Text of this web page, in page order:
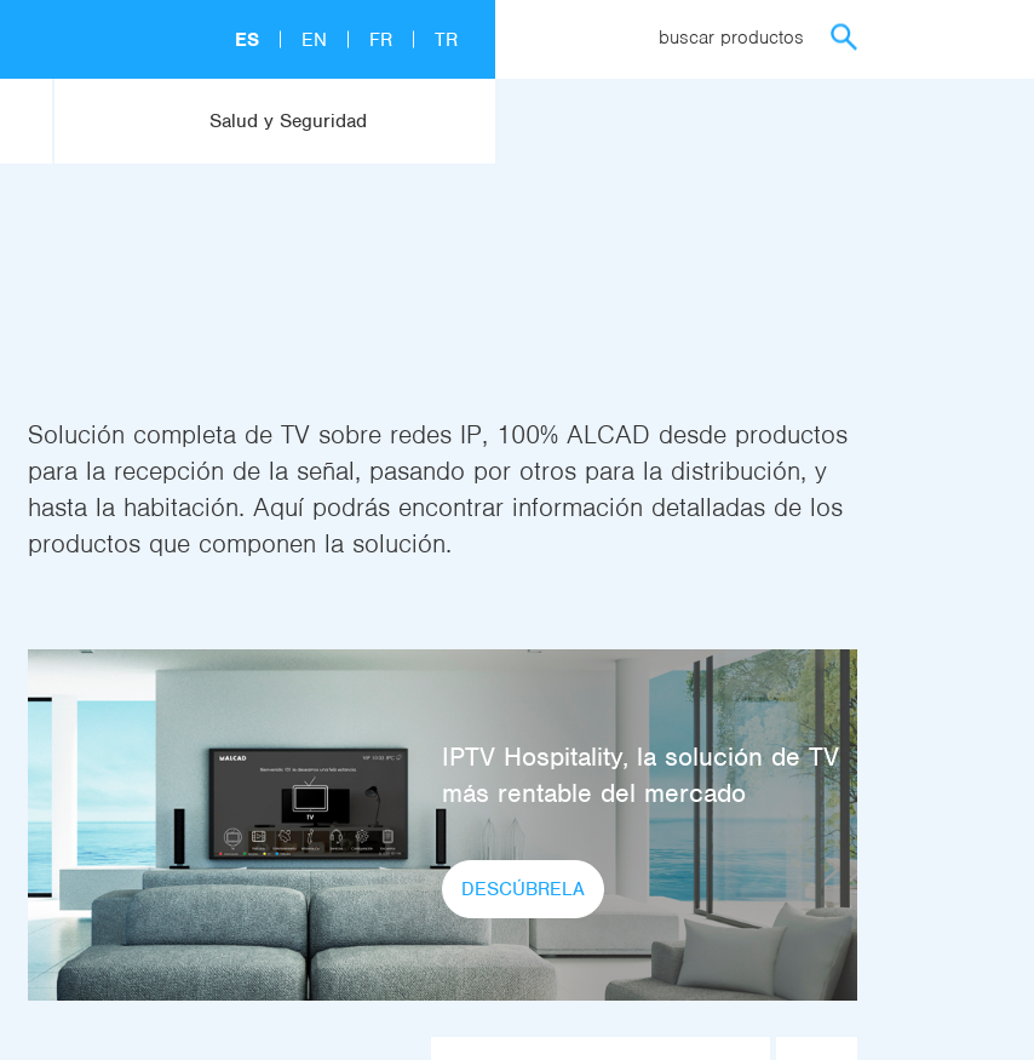
ES EN FR TR buscar productos
Salud y Seguridad
Solución completa de TV sobre redes IP, 100% ALCAD desde productos
para la recepción de la señal, pasando por otros para la distribución, y
hasta la habitación. Aquí podrás encontrar información detalladas de los
productos que componen la solución.
IPTV Hospitality, la solución de TV
más rentable del mercado
DESCÚBRELA